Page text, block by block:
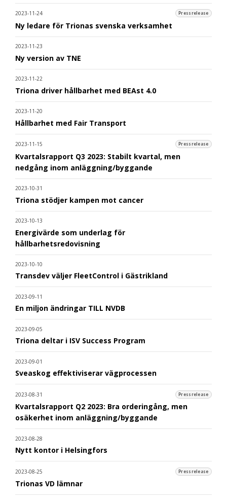
2023-11-24 Pressrelease
Ny ledare för Trionas svenska verksamhet
2023-11-23
Ny version av TNE
2023-11-22
Triona driver hållbarhet med BEAst 4.0
2023-11-20
Hållbarhet med Fair Transport
2023-11-15 Pressrelease
Kvartalsrapport Q3 2023: Stabilt kvartal, men
nedgång inom anläggning/byggande
2023-10-31
Triona stödjer kampen mot cancer
2023-10-13
Energivärde som underlag för
hållbarhetsredovisning
2023-10-10
Transdev väljer FleetControl i Gästrikland
2023-09-11
En miljon ändringar TILL NVDB
2023-09-05
Triona deltar i ISV Success Program
2023-09-01
Sveaskog effektiviserar vägprocessen
2023-08-31 Pressrelease
Kvartalsrapport Q2 2023: Bra orderingång, men
osäkerhet inom anläggning/byggande
2023-08-28
Nytt kontor i Helsingfors
2023-08-25 Pressrelease
Trionas VD lämnar